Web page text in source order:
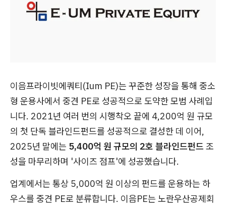
이음프라이빗에쿼티(Ium PE)는 꾸준한 성장을 통해 중소
형 운용사에서 중견 PE로 성공적으로 도약한 모범 사례입
니다. 2021년 여러 번의 시행착오 끝에 4,200억 원 규모
의 첫 단독 블라인드펀드를 성공적으로 결성한 데 이어,
2025년 말에는 5,400억 원 규모의 2호 블라인드펀드 조
성을 마무리하며 '사이즈 점프'에 성공했습니다.
업계에서는 통상 5,000억 원 이상의 펀드를 운용하는 하
우스를 중견 PE로 분류합니다. 이음PE는 노란우산공제회